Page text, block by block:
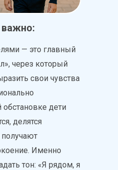
важно:
— это главный
через который
свои чувства
дети
делятся
Именно
тон: «Я рядом, я